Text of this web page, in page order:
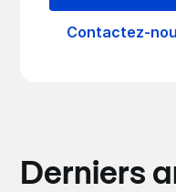
Contactez-
Derniers